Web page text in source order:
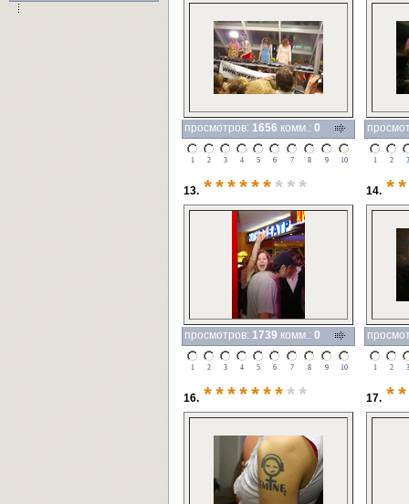
просмотров: 1656 комм.: 0
1 2 3 4 5 6 7 8 9 10 1 2 3
13. ****** ***
просмотров: 1739 комм.: 0
1 2 3 4 5 6 7 8 9 10
14.
1 2 3
16. ******* ** 17.